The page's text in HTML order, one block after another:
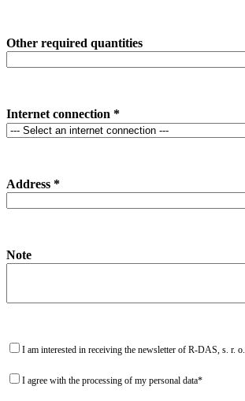
Other required quantities
Internet connection *
Address *
Note
I am interested in receiving the newsletter of R-DAS, s. r. o.
I agree with the processing of my personal data*